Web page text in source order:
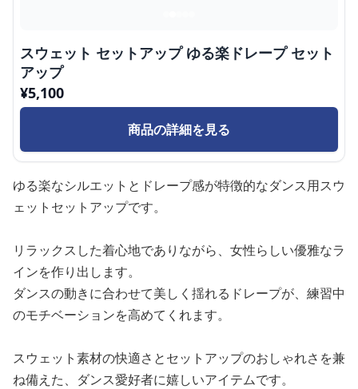
スウェット セットアップ ゆる楽ドレープ セット
アップ
¥5,100
商品の詳細を見る
ゆる楽なシルエットとドレープ感が特徴的なダンス用スウ
ェットセットアップです。
リラックスした着心地でありながら、女性らしい優雅なラ
インを作り出します。
ダンスの動きに合わせて美しく揺れるドレープが、練習中
のモチベーションを高めてくれます。
スウェット素材の快適さとセットアップのおしゃれさを兼
ね備えた、ダンス愛好者に嬉しいアイテムです。